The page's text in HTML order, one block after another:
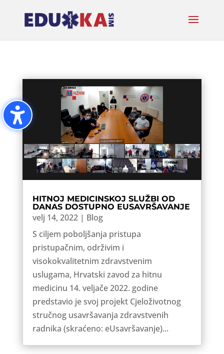
HITNOJ MEDICINSKOJ SLUŽBI OD
DANAS DOSTUPNO EUSAVRŠAVANJE
velj 14, 2022| Blog
S ciljem poboljšanja pristupa
pristupačnim, održivim i
visokokvalitetnim zdravstvenim
uslugama, Hrvatski zavod za hitnu
medicinu 14. veljače 2022. godine
predstavio je svoj projekt Cjeloživotnog
stručnog usavršavanja zdravstvenih
radnika (skraćeno: eUsavršavanje)...